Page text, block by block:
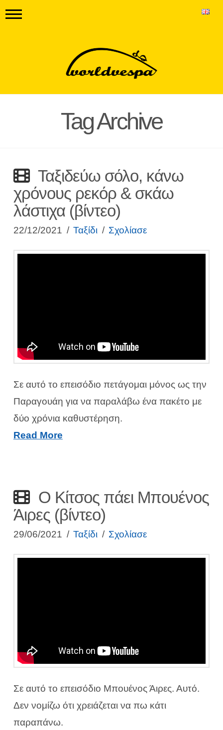
Tag Archive
Ταξιδεύω σόλο, κάνω
χρόνους ρεκόρ & σκάω
λάστιχα (βίντεο)
22/12/2021 Ταξίδι Σχολίασε
Σε αυτό το επεισόδιο πετάγομαι μόνος ως την
Παραγουάη για να παραλάβω ένα πακέτο με
δύο χρόνια καθυστέρηση.
Read More
Ο Κίτσος πάει Μπουένος
Άιρες (βίντεο)
29/06/2021 Ταξίδι Σχολίασε
Σε αυτό το επεισόδιο Μπουένος Άιρες. Αυτό.
Δεν νομίζω ότι χρειάζεται να πω κάτι
παραπάνω.